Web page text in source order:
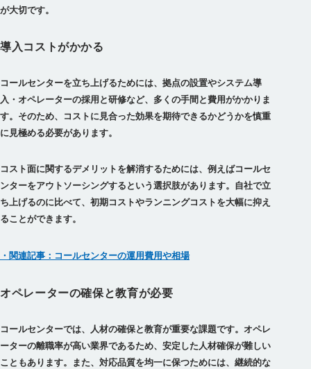
が大切です。
導入コストがかかる
コールセンターを立ち上げるためには、拠点の設置やシステム導
入・オペレーターの採用と研修など、多くの手間と費用がかかりま
す。そのため、
コストに見合った効果を期待できるかどうかを慎重
に見極める必要があります。
コスト面に関するデメリットを解消するためには、例えばコールセ
ンターをアウトソーシングするという選択肢があります。自社で立
ち上げるのに比べて、初期コストやランニングコストを大幅に抑え
ることができます。
・関連記事：コールセンターの運用費用や相場
オペレーターの確保と教育が必要
コールセンターでは、人材の確保と教育が重要な課題です。オペレ
ーターの離職率が高い業界であるため、安定した人材確保が難しい
こともあります。また、対応品質を均一に保つためには、継続的な